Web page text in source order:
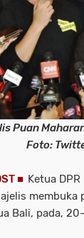
Puan
Foto:
■ Ketua
Bali, pada,